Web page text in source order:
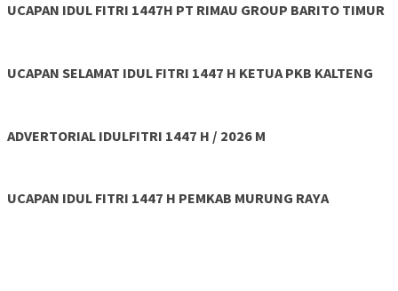
UCAPAN IDUL FITRI 1447H PT RIMAU GROUP BARITO TIMUR
UCAPAN SELAMAT IDUL FITRI 1447 H KETUA PKB KALTENG
ADVERTORIAL IDULFITRI 1447 H / 2026 M
UCAPAN IDUL FITRI 1447 H PEMKAB MURUNG RAYA